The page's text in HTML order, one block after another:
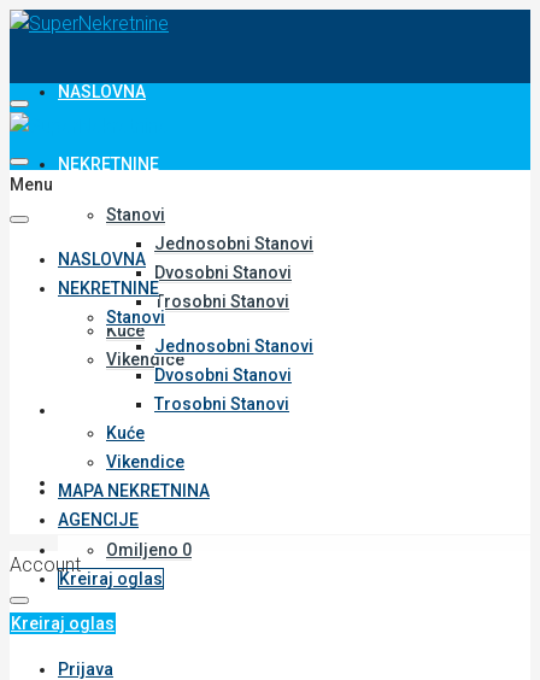
NASLOVNA
NEKRETNINE
Stanovi
Jednosobni Stanovi
Dvosobni Stanovi
Trosobni Stanovi
Kuće
Vikendice
MAPA NEKRETNINA
AGENCIJE
Omiljeno 0
Kreiraj oglas
Menu
NASLOVNA
NEKRETNINE
Stanovi
Jednosobni Stanovi
Dvosobni Stanovi
Trosobni Stanovi
Kuće
Vikendice
MAPA NEKRETNINA
AGENCIJE
Account
Kreiraj oglas
Prijava